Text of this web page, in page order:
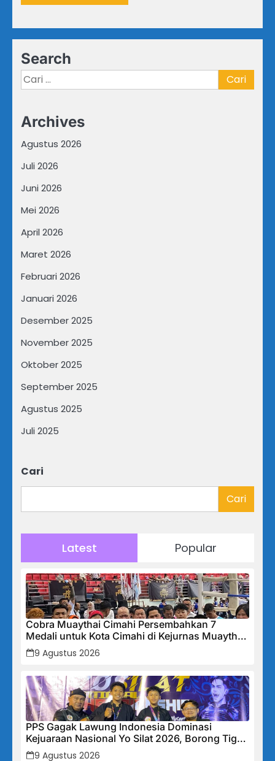
Search
Cari
untuk:
Archives
Agustus 2026
Juli 2026
Juni 2026
Mei 2026
April 2026
Maret 2026
Februari 2026
Januari 2026
Desember 2025
November 2025
Oktober 2025
September 2025
Agustus 2025
Juli 2025
Cari
Cari
Latest Popular
Cobra Muaythai Cimahi Persembahkan 7
Medali untuk Kota Cimahi di Kejurnas Muaythai
Indonesia 2026
9 Agustus 2026
PPS Gagak Lawung Indonesia Dominasi
Kejuaraan Nasional Yo Silat 2026, Borong Tiga
Medali Emas
9 Agustus 2026